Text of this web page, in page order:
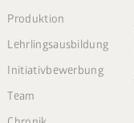
Produktion
Lehrlingsausbildung
Initiativbewerbung
Team